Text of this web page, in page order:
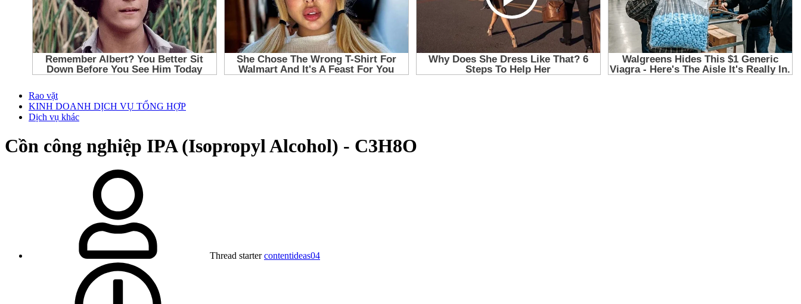
Rao vặt
KINH DOANH DỊCH VỤ TỔNG HỢP
Dịch vụ khác
Cồn công nghiệp IPA (Isopropyl Alcohol) - C3H8O
Thread starter contentideas04